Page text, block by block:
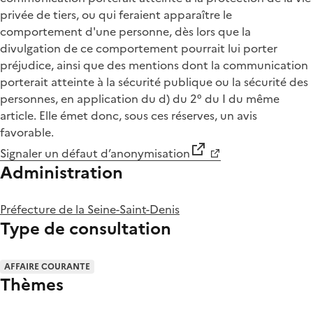
privée de tiers, ou qui feraient apparaître le
comportement d'une personne, dès lors que la
divulgation de ce comportement pourrait lui porter
préjudice, ainsi que des mentions dont la communication
porterait atteinte à la sécurité publique ou la sécurité des
personnes, en application du d) du 2° du I du même
article. Elle émet donc, sous ces réserves, un avis
favorable.
Signaler un défaut d’anonymisation
Administration
Préfecture de la Seine-Saint-Denis
Type de consultation
AFFAIRE COURANTE
Thèmes